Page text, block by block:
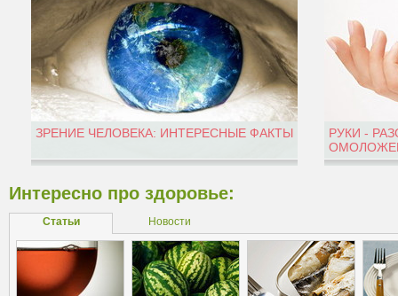
ЗРЕНИЕ ЧЕЛОВЕКА: ИНТЕРЕСНЫЕ ФАКТЫ
РУКИ -
Интересно про здоровье:
Статьи Новости